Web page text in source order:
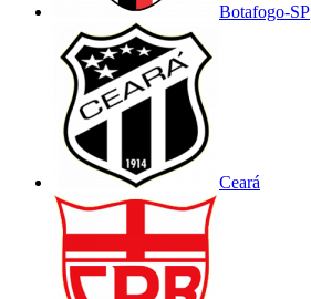
Botafogo-SP
Ceará